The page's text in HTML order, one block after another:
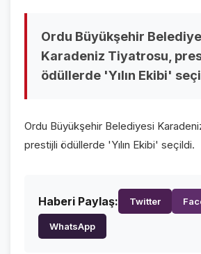
NÖBETÇİ ECZANELER
SON DAKİKA
SON DAKİKA HABERLERİ
VİDEO GALERİ
VİDEO GALERİ
Ordu Büyükşehir
Karadeniz Tiyatrosu,
ödüllerde 'Yılın Ekibi'
Ordu Büyükşehir Belediyesi
prestijli ödüllerde 'Yılın Ekibi' seçildi.
Haberi Paylaş: Twitter
WhatsApp